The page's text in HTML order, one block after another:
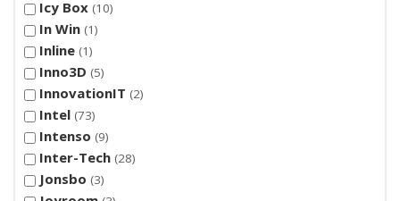
Icy Box 10
In Win 1
Inline 1
Inno3D 5
InnovationIT 2
Intel 73
Intenso 9
Inter-Tech 28
Jonsbo 3